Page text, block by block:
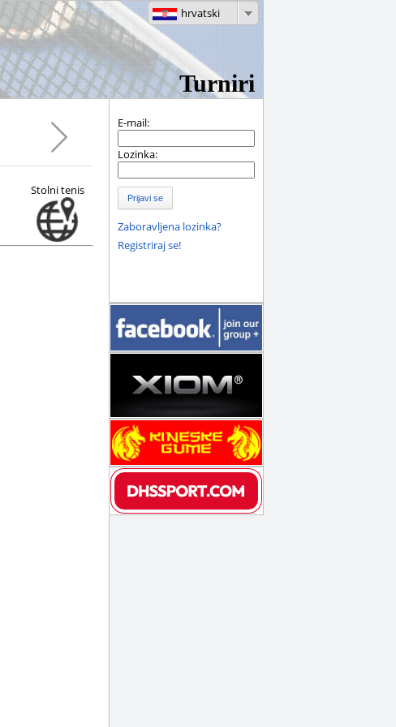
Turniri
hrvatski
Stolni tenis
E-mail:
Lozinka:
Prijavi se
Zaboravljena lozinka?
Registriraj se!